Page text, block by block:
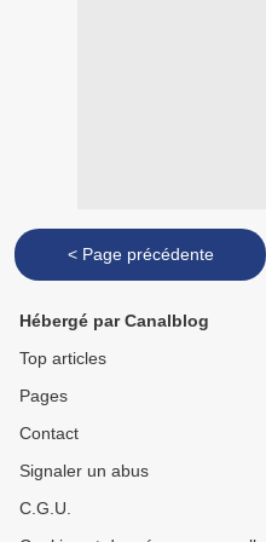
< Page précédente
Hébergé par Canalblog
Top articles
Pages
Contact
Signaler un abus
C.G.U.